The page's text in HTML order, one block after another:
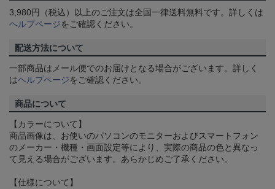
3,980円（税込）以上のご注文は全国一律送料無料です。詳しくは
ヘルプページをご確認ください。
配送方法について
一部商品はメール便でのお届けとなる場合がございます。詳しく
はヘルプページをご確認ください。
商品について
【カラーについて】
商品画像は、お使いのパソコンのモニターおよびスマートフォン
のメーカー・機種・画面設定等により、実際の商品の色と異なっ
て見える場合がございます。あらかじめご了承ください。
【仕様について】